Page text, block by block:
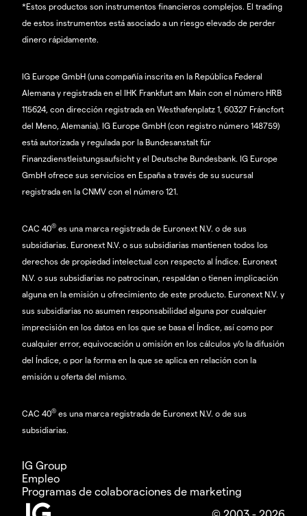
*Estos productos son instrumentos financieros complejos. El trading
de estos instrumentos está asociado a un riesgo elevado de perder
dinero rápidamente.
IG Europe GmbH (una compañía inscrita en la República Federal
Alemana y registrada en el IHK Frankfurt am Main con el número HRB
115624, con dirección registrada en Westhafenplatz 1, 60327 Fráncfort
del Meno, Alemania). IG Europe GmbH (con registro número 148759)
está autorizada y regulada por la Bundesanstalt für
Finanzdienstleistungsaufsicht y el Deutsche Bundesbank. IG Europe
GmbH ofrece sus servicios en España a través de su sucursal
registrada en la CNMV con el número 121.
CAC 40® es una marca registrada de Euronext N.V. o de sus
subsidiarias. Euronext N.V. o sus subsidiarias mantienen todos los
derechos de propiedad intelectual con respecto al Índice. Euronext
N.V. o sus subsidiarias no patrocinan, respaldan o tienen implicación
alguna en la emisión u ofrecimiento de este producto. Euronext N.V. y
sus subsidiarias no asumen responsabilidad alguna por cualquier
imprecisión en los datos en los que se basa el Índice, así como por
cualquier error, equivocación u omisión en los cálculos y/o la difusión
del Índice, o por la forma en la que se aplica en relación con la
emisión u oferta del mismo.
CAC 40® es una marca registrada de Euronext N.V. o de sus
subsidiarias.
IG Group
Empleo
Programas de colaboraciones de marketing
© 2003 - 2026